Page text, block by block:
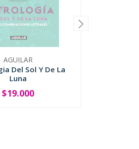
AGUILAR
Del Sol Y De La
Luna
SOLD OUT
$19.000